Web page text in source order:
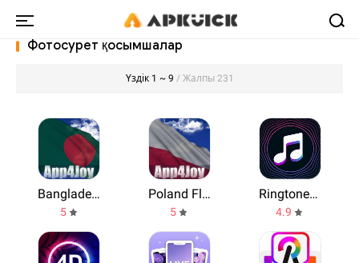
Фотосурет қосымшалар
Үздік 1 ~ 9 / Жалпы 231
Bangladesh Flag Live Wallpaper
5
Poland Flag Live Wallpaper
5
Ringtones Songs For Android
4.9